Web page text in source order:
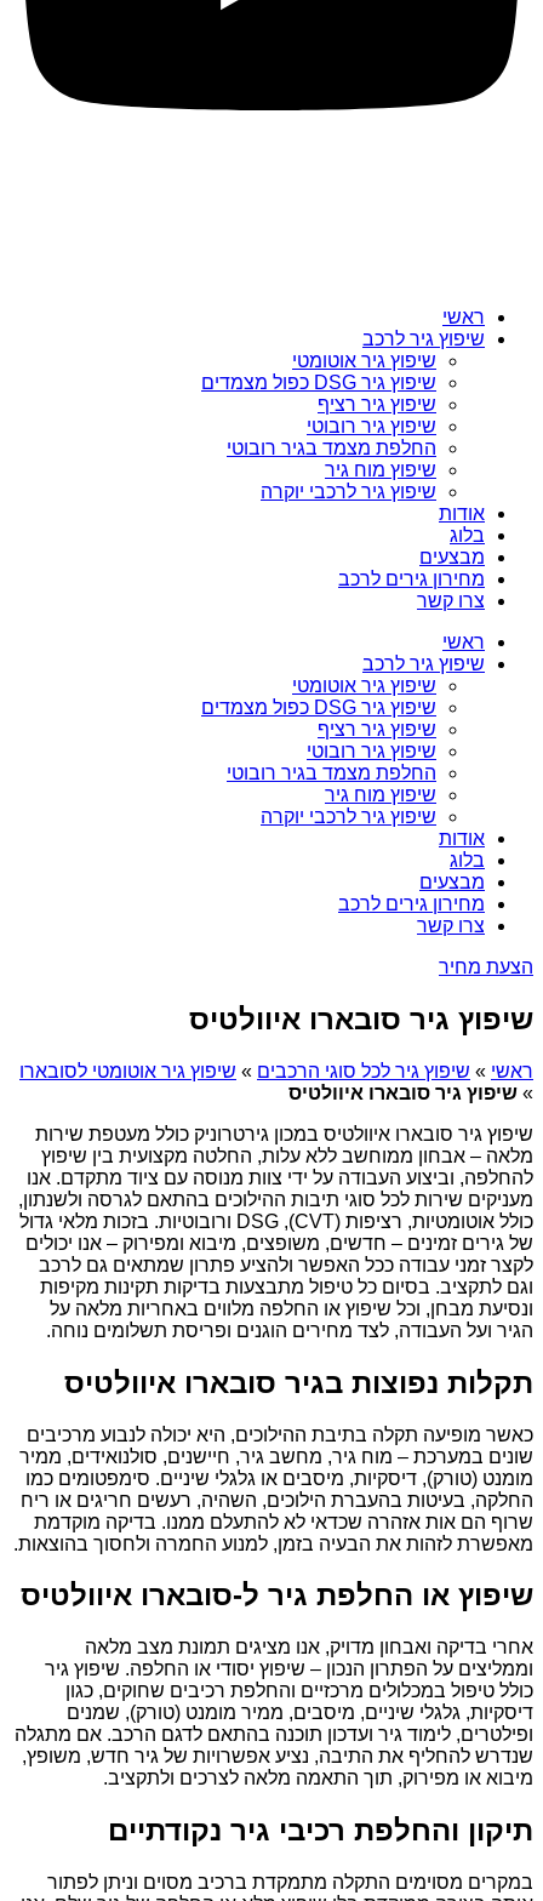
ראשי
שיפוץ גיר לרכב
שיפוץ גיר אוטומטי
שיפוץ גיר DSG כפול מצמדים
שיפוץ גיר רציף
שיפוץ גיר רובוטי
החלפת מצמד בגיר רובוטי
שיפוץ מוח גיר
שיפוץ גיר לרכבי יוקרה
אודות
בלוג
מבצעים
מחירון גירים לרכב
צרו קשר
ראשי
שיפוץ גיר לרכב
שיפוץ גיר אוטומטי
שיפוץ גיר DSG כפול מצמדים
שיפוץ גיר רציף
שיפוץ גיר רובוטי
החלפת מצמד בגיר רובוטי
שיפוץ מוח גיר
שיפוץ גיר לרכבי יוקרה
אודות
בלוג
מבצעים
מחירון גירים לרכב
צרו קשר
הצעת מחיר
שיפוץ גיר סובארו איוולטיס
ראשי » שיפוץ גיר לכל סוגי הרכבים » שיפוץ גיר אוטומטי לסובארו
» שיפוץ גיר סובארו איוולטיס
שיפוץ גיר סובארו איוולטיס במכון גירטרוניק כולל מעטפת שירות
מלאה – אבחון ממוחשב ללא עלות, החלטה מקצועית בין שיפוץ
להחלפה, וביצוע העבודה על ידי צוות מנוסה עם ציוד מתקדם. אנו
מעניקים שירות לכל סוגי תיבות ההילוכים בהתאם לגרסה ולשנתון,
כולל אוטומטיות, רציפות (CVT), DSG ורובוטיות. בזכות מלאי גדול
של גירים זמינים – חדשים, משופצים, מיבוא ומפירוק – אנו יכולים
לקצר זמני עבודה ככל האפשר ולהציע פתרון שמתאים גם לרכב
וגם לתקציב. בסיום כל טיפול מתבצעות בדיקות תקינות מקיפות
ונסיעת מבחן, וכל שיפוץ או החלפה מלווים באחריות מלאה על
הגיר ועל העבודה, לצד מחירים הוגנים ופריסת תשלומים נוחה.
תקלות נפוצות בגיר סובארו איוולטיס
כאשר מופיעה תקלה בתיבת ההילוכים, היא יכולה לנבוע מרכיבים
שונים במערכת – מוח גיר, מחשב גיר, חיישנים, סולנואידים, ממיר
מומנט (טורק), דיסקיות, מיסבים או גלגלי שיניים. סימפטומים כמו
החלקה, בעיטות בהעברת הילוכים, השהיה, רעשים חריגים או ריח
שרוף הם אות אזהרה שכדאי לא להתעלם ממנו. בדיקה מוקדמת
מאפשרת לזהות את הבעיה בזמן, למנוע החמרה ולחסוך בהוצאות.
שיפוץ או החלפת גיר ל-סובארו איוולטיס
אחרי בדיקה ואבחון מדויק, אנו מציגים תמונת מצב מלאה
וממליצים על הפתרון הנכון – שיפוץ יסודי או החלפה. שיפוץ גיר
כולל טיפול במכלולים מרכזיים והחלפת רכיבים שחוקים, כגון
דיסקיות, גלגלי שיניים, מיסבים, ממיר מומנט (טורק), שמנים
ופילטרים, לימוד גיר ועדכון תוכנה בהתאם לדגם הרכב. אם מתגלה
שנדרש להחליף את התיבה, נציע אפשרויות של גיר חדש, משופץ,
מיבוא או מפירוק, תוך התאמה מלאה לצרכים ולתקציב.
תיקון והחלפת רכיבי גיר נקודתיים
במקרים מסוימים התקלה מתמקדת ברכיב מסוים וניתן לפתור